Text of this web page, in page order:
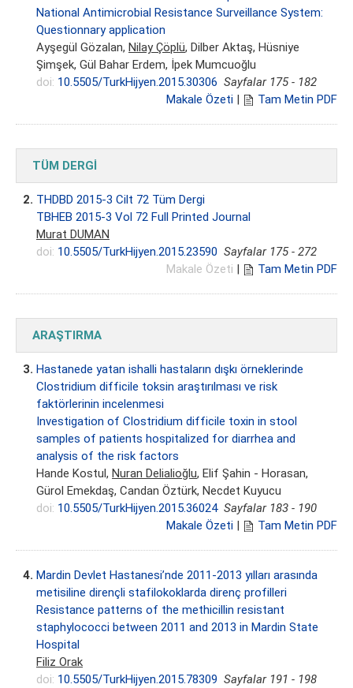
National Antimicrobial Resistance Surveillance System:
Questionnary application
Ayşegül Gözalan, Nilay Çöplü, Dilber Aktaş, Hüsniye
Şimşek, Gül Bahar Erdem, İpek Mumcuoğlu
doi: 10.5505/TurkHijyen.2015.30306 Sayfalar 175 - 182
Makale Özeti | Tam Metin PDF
TÜM DERGİ
2. THDBD 2015-3 Cilt 72 Tüm Dergi
TBHEB 2015-3 Vol 72 Full Printed Journal
Murat DUMAN
doi: 10.5505/TurkHijyen.2015.23590 Sayfalar 175 - 272
Makale Özeti | Tam Metin PDF
ARAŞTIRMA
3. Hastanede yatan ishalli hastaların dışkı örneklerinde
Clostridium difficile toksin araştırılması ve risk
faktörlerinin incelenmesi
Investigation of Clostridium difficile toxin in stool
samples of patients hospitalized for diarrhea and
analysis of the risk factors
Hande Kostul, Nuran Delialioğlu, Elif Şahin - Horasan,
Gürol Emekdaş, Candan Öztürk, Necdet Kuyucu
doi: 10.5505/TurkHijyen.2015.36024 Sayfalar 183 - 190
Makale Özeti | Tam Metin PDF
4. Mardin Devlet Hastanesi’nde 2011-2013 yılları arasında
metisiline dirençli stafilokoklarda direnç profilleri
Resistance patterns of the methicillin resistant
staphylococci between 2011 and 2013 in Mardin State
Hospital
Filiz Orak
doi: 10.5505/TurkHijyen.2015.78309 Sayfalar 191 - 198